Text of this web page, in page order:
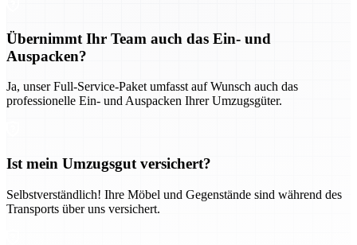
Übernimmt Ihr Team auch das Ein- und
Auspacken?
Ja, unser Full-Service-Paket umfasst auf Wunsch auch das
professionelle Ein- und Auspacken Ihrer Umzugsgüter.
Ist mein Umzugsgut versichert?
Selbstverständlich! Ihre Möbel und Gegenstände sind während des
Transports über uns versichert.